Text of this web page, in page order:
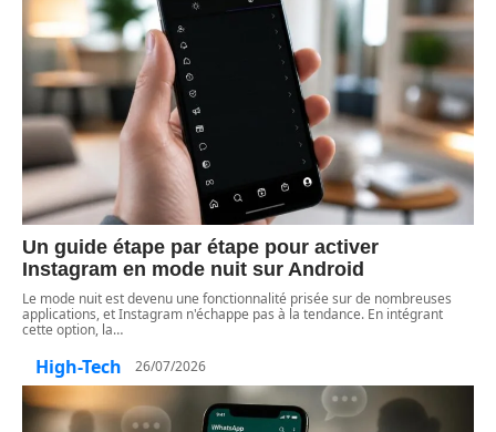
Un guide étape par étape pour activer
Instagram en mode nuit sur Android
Le mode nuit est devenu une fonctionnalité prisée sur de nombreuses
applications, et Instagram n'échappe pas à la tendance. En intégrant
cette option, la…
High-Tech 26/07/2026